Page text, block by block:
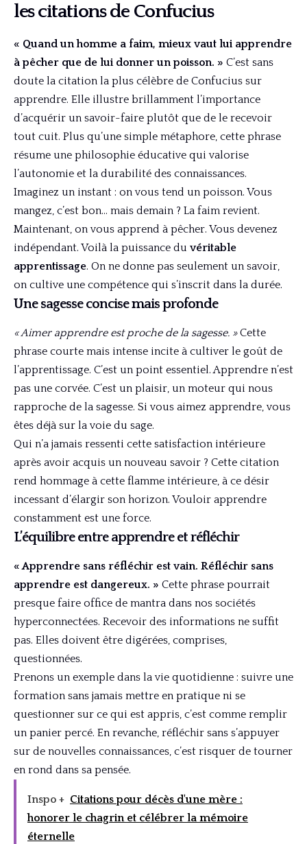
les citations de Confucius
« Quand un homme a faim, mieux vaut lui apprendre
à pêcher que de lui donner un poisson. » C’est sans
doute la citation la plus célèbre de Confucius sur
apprendre. Elle illustre brillamment l’importance
d’acquérir un savoir-faire plutôt que de le recevoir
tout cuit. Plus qu’une simple métaphore, cette phrase
résume une philosophie éducative qui valorise
l’autonomie et la durabilité des connaissances.
Imaginez un instant : on vous tend un poisson. Vous
mangez, c’est bon… mais demain ? La faim revient.
Maintenant, on vous apprend à pêcher. Vous devenez
indépendant. Voilà la puissance du véritable
apprentissage. On ne donne pas seulement un savoir,
on cultive une compétence qui s’inscrit dans la durée.
Une sagesse concise mais profonde
« Aimer apprendre est proche de la sagesse. »Cette
phrase courte mais intense incite à cultiver le goût de
l’apprentissage. C’est un point essentiel. Apprendre n’est
pas une corvée. C’est un plaisir, un moteur qui nous
rapproche de la sagesse. Si vous aimez apprendre, vous
êtes déjà sur la voie du sage.
Qui n’a jamais ressenti cette satisfaction intérieure
après avoir acquis un nouveau savoir ? Cette citation
rend hommage à cette flamme intérieure, à ce désir
incessant d’élargir son horizon. Vouloir apprendre
constamment est une force.
L’équilibre entre apprendre et réfléchir
« Apprendre sans réfléchir est vain. Réfléchir sans
apprendre est dangereux. » Cette phrase pourrait
presque faire office de mantra dans nos sociétés
hyperconnectées. Recevoir des informations ne suffit
pas. Elles doivent être digérées, comprises,
questionnées.
Prenons un exemple dans la vie quotidienne : suivre une
formation sans jamais mettre en pratique ni se
questionner sur ce qui est appris, c’est comme remplir
un panier percé. En revanche, réfléchir sans s’appuyer
sur de nouvelles connaissances, c’est risquer de tourner
en rond dans sa pensée.
Inspo + Citations pour décès d'une mère :
honorer le chagrin et célébrer la mémoire
éternelle